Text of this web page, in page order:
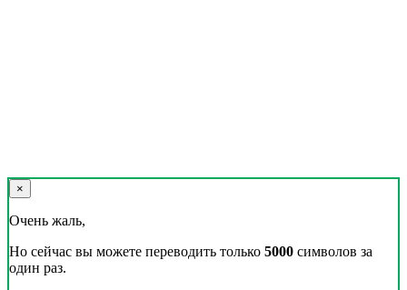
×
Очень жаль,
Но сейчас вы можете переводить только 5000 символов за
один раз.